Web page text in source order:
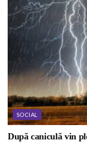
SOCIAL
După caniculă vin